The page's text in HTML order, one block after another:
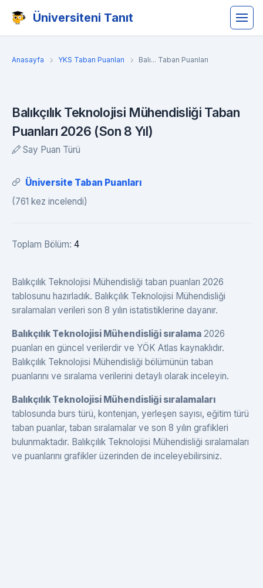
Üniversiteni Tanıt
Anasayfa YKS Taban Puanları Balı... Taban Puanları
Balıkçılık Teknolojisi Mühendisliği Taban
Puanları 2026 (Son 8 Yıl)
Say Puan Türü
Üniversite Taban Puanları
(761 kez incelendi)
Toplam Bölüm: 4
Balıkçılık Teknolojisi Mühendisliği taban puanları 2026
tablosunu hazırladık. Balıkçılık Teknolojisi Mühendisliği
sıralamaları verileri son 8 yılın istatistiklerine dayanır.
Balıkçılık Teknolojisi Mühendisliği sıralama 2026
puanları en güncel verilerdir ve YÖK Atlas kaynaklıdır.
Balıkçılık Teknolojisi Mühendisliği bölümünün taban
puanlarını ve sıralama verilerini detaylı olarak inceleyin.
Balıkçılık Teknolojisi Mühendisliği sıralamaları
tablosunda burs türü, kontenjan, yerleşen sayısı, eğitim türü
taban puanlar, taban sıralamalar ve son 8 yılın grafikleri
bulunmaktadır. Balıkçılık Teknolojisi Mühendisliği sıralamaları
ve puanlarını grafikler üzerinden de inceleyebilirsiniz.